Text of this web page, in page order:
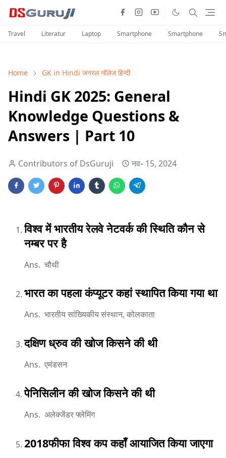
Travel Literatur Laptop Smartphone Smartphone
Home GK in Hindi जनरल नॉलेज हिन्दी
Hindi GK 2025: General
Knowledge Questions &
Answers | Part 10
Contributors of DsGuruji नव॰ 15, 2024
विश्व में भारतीय रेलवे नेटवर्क की स्थिति कौन से
नम्बर पर है
Ans. चौथी
भारत का पहला कंप्यूटर कहां स्थापित किया गया था
Ans. भारतीय सांख्यिकीय संस्थान, कोलकाता
दक्षिण ध्रुव की खोज किसने की थी
Ans. एमंडसन
पेनिसिलीन की खोज किसने की थी
Ans. अलेक्जेंडर फ्लेमिंग
2018फीफा विश्व कप कहाँ आयाजित किया जाएगा